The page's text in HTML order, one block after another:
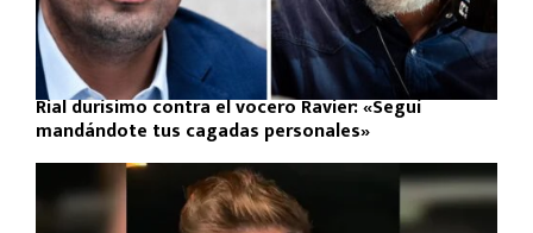
Rial durísimo contra el vocero Ravier: «Seguí
mandándote tus cagadas personales»